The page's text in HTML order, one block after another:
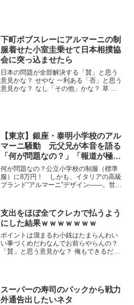
下町ボブスレーにアルマーニの制
服着せた小室圭乗せて日本相撲協
会に突っ込ませたら
日本の問題が全部解決する「賛」と思う
意見かな？ せやな 一利ある「否」と思う
意見かな？ なし「その他」かな？ 草 下
【東京】銀座・泰明小学校のアル
マーニ騒動 元父兄が本音を語る
「何が問題なの？」「報道が極
端」
何が問題なの？公立小学校の制服（標準
服）に8万円！ しかも、イタリアの高級
ブランド“アルマーニ”デザイン――。世間
何しろ、ところは銀座の真ん中に立つ泰
明小学校なのである...
支出をほぼ全てクレカで払うよう
にした結果ｗｗｗｗｗｗｗ
ポイントは溜まるわ小銭はたまらんわい
い事づくめだわなんでお前らやらんの？
「賛」と思う意見かな？ 俺もできるだけ
スーパーの寿司のパックから戦力
外通告出したいネタ